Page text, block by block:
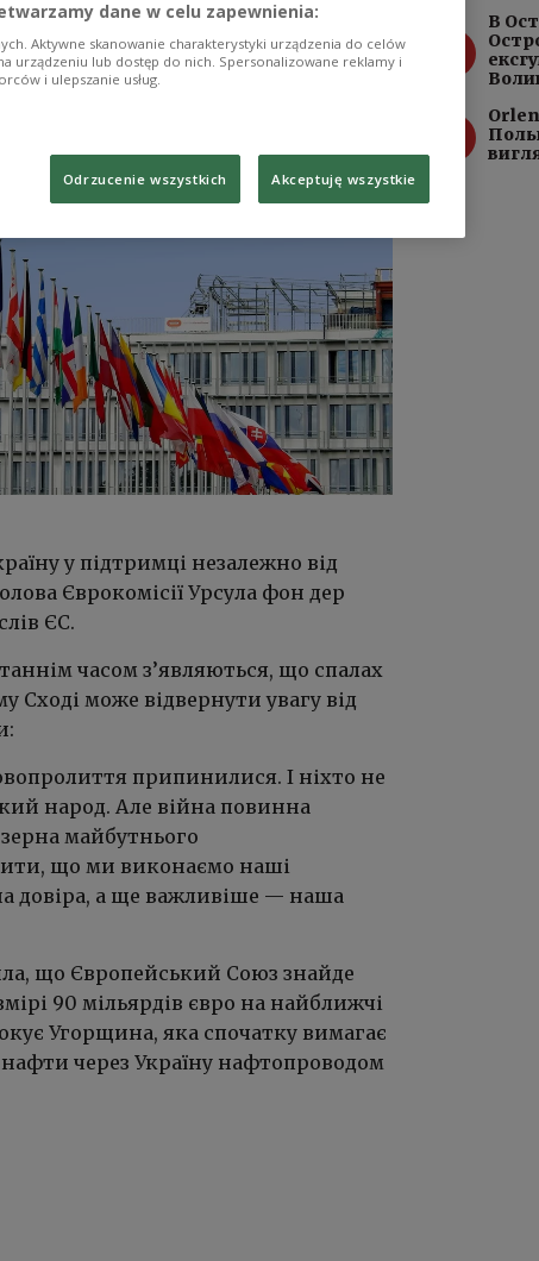
у підтримці незалежно від
Єврокомісії Урсула фон дер
ЄС.
часом з’являються, що спалах
Сході може відвернути увагу від
припинилися. І ніхто не
народ. Але війна повинна
майбутнього
що ми виконаємо наші
довіра, а ще важливіше — наша
що Європейський Союз знайде
90 мільярдів євро на найближчі
Угорщина, яка спочатку вимагає
через Україну нафтопроводом
️В
dane w celu zapewnienia:
Aktywne skanowanie charakterystyki urządzenia do celów
urządzeniu lub dostęp do nich. Spersonalizowane reklamy i
i ulepszanie usług.
Odrzucenie wszystkich Akceptuję wszystkie